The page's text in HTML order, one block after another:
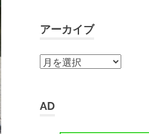
アーカイブ
ア
イ
AD